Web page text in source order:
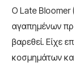
Ο Late Bloomer
αγαπημένων
βαρεθεί. Είχε
κοσμημάτων